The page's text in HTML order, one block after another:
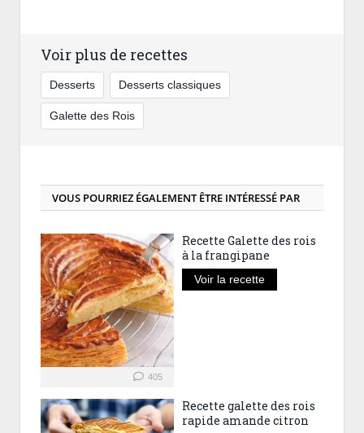
Voir plus de recettes
Desserts Desserts classiques
Galette des Rois
VOUS POURRIEZ ÉGALEMENT ÊTRE INTÉRESSÉ PAR
405
Recette Galette des rois
à la frangipane
Voir la recette
Recette galette des rois
rapide amande citron